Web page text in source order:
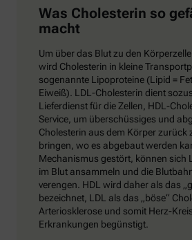
Was Cholesterin so
macht
Um über das Blut zu den
wird Cholesterin in kleine
sogenannte Lipoproteine (Lipid =
Eiweiß). LDL-Cholesterin dient
Lieferdienst für die Zellen, HDL-
Service, um überschüssiges und
Cholesterin aus dem Körper zurück
bringen, wo es abgebaut werden
Mechanismus gestört, können sich
im Blut ansammeln und die
verengen. HDL wird daher als das
bezeichnet, LDL als das „böse“
Arteriosklerose und somit Herz-
Erkrankungen begünstigt.